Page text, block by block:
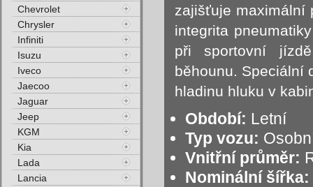
zajišťuje maximální
integrita
při sportovní
běhounu. Speciální
hladinu hluku v
Období: Letní
Typ vozu:
Vnitřní průměr:
Nominální šířka:
Chevrolet
Chrysler
Infiniti
Isuzu
Iveco
Jaecoo
Jaguar
Jeep
KGM
Kia
Lada
Lancia